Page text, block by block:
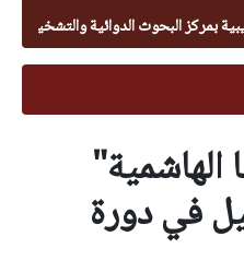
البحوث الدوائية والتشخيصية في
الهاشمية"
في دورة